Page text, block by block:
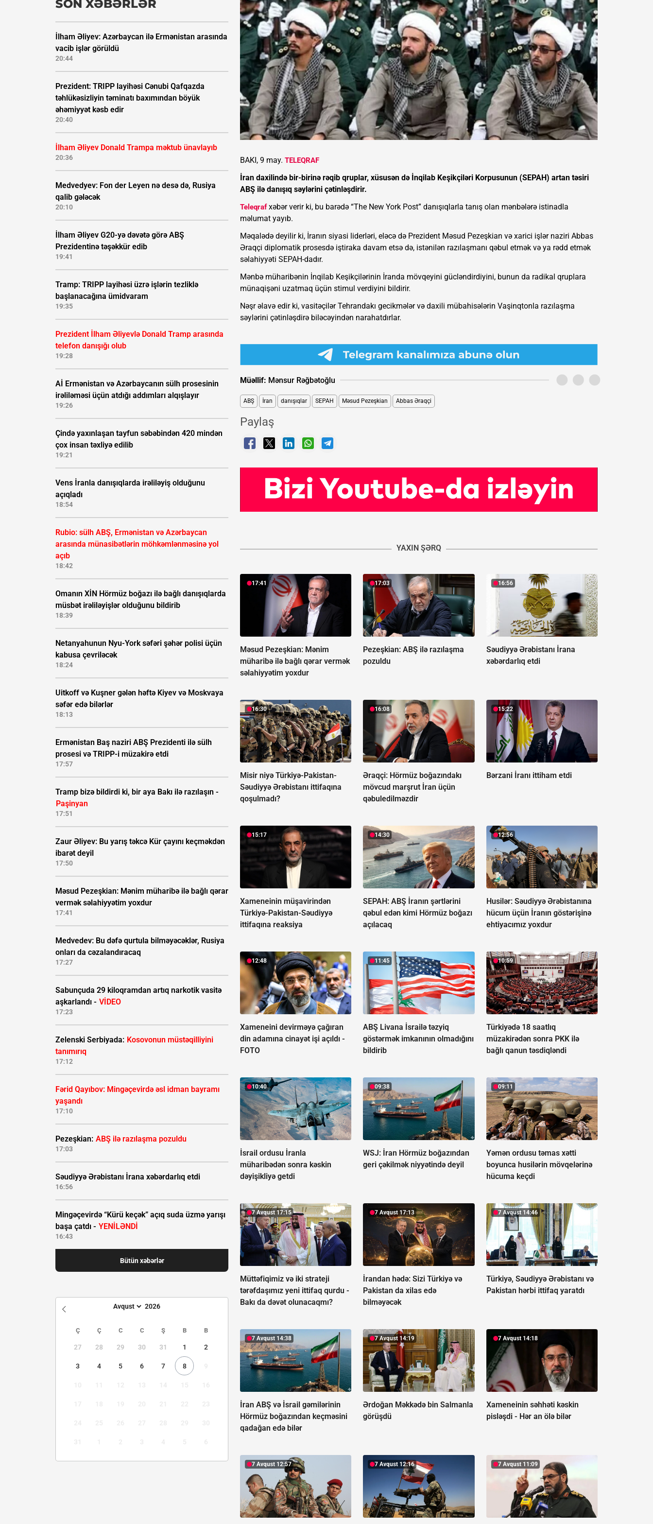
SON XƏBƏRLƏR
İlham Əliyev: Azərbaycan ilə Ermənistan arasında
vacib işlər görüldü
20:44
Prezident: TRIPP layihəsi Cənubi Qafqazda
təhlükəsizliyin təminatı baxımından böyük
əhəmiyyət kəsb edir
20:40
İlham Əliyev Donald Trampa məktub ünavlayıb
20:36
Medvedyev: Fon der Leyen nə desə də, Rusiya
qalib gələcək
20:10
İlham Əliyev G20-yə dəvətə görə ABŞ
Prezidentinə təşəkkür edib
19:41
Tramp: TRIPP layihəsi üzrə işlərin tezliklə
başlanacağına ümidvaram
19:35
Prezident İlham Əliyevlə Donald Tramp arasında
telefon danışığı olub
19:28
Aİ Ermənistan və Azərbaycanın sülh prosesinin
irəliləməsi üçün atdığı addımları alqışlayır
19:26
Çində yaxınlaşan tayfun səbəbindən 420 mindən
çox insan təxliyə edilib
19:21
Vens İranla danışıqlarda irəliləyiş olduğunu
açıqladı
18:54
Rubio: sülh ABŞ, Ermənistan və Azərbaycan
arasında münasibətlərin möhkəmlənməsinə yol
açıb
18:42
Omanın XİN Hörmüz boğazı ilə bağlı danışıqlarda
müsbət irəliləyişlər olduğunu bildirib
18:39
Netanyahunun Nyu-York səfəri şəhər polisi üçün
kabusa çevriləcək
18:24
Uitkoff və Kuşner gələn həftə Kiyev və Moskvaya
səfər edə bilərlər
18:13
Ermənistan Baş naziri ABŞ Prezidenti ilə sülh
prosesi və TRIPP-i müzakirə etdi
17:57
Tramp bizə bildirdi ki, bir aya Bakı ilə razılaşın -
Paşinyan
17:51
Zaur Əliyev: Bu yarış təkcə Kür çayını keçməkdən
ibarət deyil
17:50
Məsud Pezeşkian: Mənim müharibə ilə bağlı qərar
vermək səlahiyyətim yoxdur
17:41
Medvedev: Bu dəfə qurtula bilməyəcəklər, Rusiya
onları da cəzalandıracaq
17:27
Sabunçuda 29 kiloqramdan artıq narkotik vasitə
aşkarlandı - VİDEO
17:23
Zelenski Serbiyada: Kosovonun müstəqilliyini
tanımırıq
17:12
Fərid Qayıbov: Mingəçevirdə əsl idman bayramı
yaşandı
17:10
Pezeşkian: ABŞ ilə razılaşma pozuldu
17:03
Səudiyyə Ərəbistanı İrana xəbərdarlıq etdi
16:56
Mingəçevirdə “Kürü keçək” açıq suda üzmə yarışı
başa çatdı - YENİLƏNDİ
16:43
Bütün xəbərlər
Ç Ç C C Ş B B
27 28 29 30 31 1 2
3 4 5 6 7 8
BAKI, 9 may. TELEQRAF
İran daxilində bir-birinə rəqib qruplar, xüsusən də İnqilab Keşikçiləri Korpusunun (SEPAH) artan təsiri
ABŞ ilə danışıq səylərini çətinləşdirir.
Teleqrafxəbər verir ki, bu barədə “The New York Post” danışıqlarla tanış olan mənbələrə istinadla
məlumat yayıb.
Məqalədə deyilir ki, İranın siyasi liderləri, eləcə də Prezident Məsud Pezeşkian və xarici işlər naziri Abbas
Əraqçi diplomatik prosesdə iştiraka davam etsə də, istənilən razılaşmanı qəbul etmək və ya rədd etmək
səlahiyyəti SEPAH-dadır.
Mənbə müharibənin İnqilab Keşikçilərinin İranda mövqeyini gücləndirdiyini, bunun da radikal qruplara
münaqişəni uzatmaq üçün stimul verdiyini bildirir.
Nəşr əlavə edir ki, vasitəçilər Tehrandakı gecikmələr və daxili mübahisələrin Vaşinqtonla razılaşma
səylərini çətinləşdirə biləcəyindən narahatdırlar.
Müəllif: Mənsur Rəğbətoğlu
ABŞ İran danışıqlar SEPAH Məsud Pezeşkian Abbas Əraqçi
Paylaş
YAXIN ŞƏRQ
17:41
Məsud Pezeşkian: Mənim
müharibə ilə bağlı qərar vermək
səlahiyyətim yoxdur
17:03
Pezeşkian:ABŞ ilə razılaşma
pozuldu
16:56
Səudiyyə Ərəbistanı İrana
xəbərdarlıq etdi
16:30
Misir niyə Türkiyə-Pakistan-
Səudiyyə Ərəbistanı ittifaqına
qoşulmadı?
16:08
Əraqçi: Hörmüz boğazındakı
mövcud marşrut İran üçün
qəbuledilməzdir
15:22
Bərzani İranı ittiham etdi
15:17
Xameneinin müşavirindən
Türkiyə-Pakistan-Səudiyyə
ittifaqına reaksiya
14:30
SEPAH: ABŞ İranın şərtlərini
qəbul edən kimi Hörmüz boğazı
açılacaq
12:56
Husilər: Səudiyyə Ərəbistanına
hücum üçün İranın göstərişinə
ehtiyacımız yoxdur
12:48
Xameneini devirməyə çağıran
din adamına cinayət işi açıldı -
FOTO
11:45
ABŞ Livana İsrailə təzyiq
göstərmək imkanının olmadığını
bildirib
10:59
Türkiyədə 18 saatlıq
müzakirədən sonra PKK ilə
bağlı qanun təsdiqləndi
10:40
İsrail ordusu İranla
müharibədən sonra kəskin
dəyişikliyə getdi
09:38
WSJ: İran Hörmüz boğazından
geri çəkilmək niyyətində deyil
09:11
Yəmən ordusu təmas xətti
boyunca husilərin mövqelərinə
hücuma keçdi
7 Avqust 17:15
Müttəfiqimiz və iki strateji
tərəfdaşımız yeni ittifaq qurdu -
Bakı da dəvət olunacaqmı?
7 Avqust 17:13
İrandan hədə: Sizi Türkiyə və
Pakistan da xilas edə
bilməyəcək
7 Avqust 14:46
Türkiyə, Səudiyyə Ərəbistanı və
Pakistan hərbi ittifaq yaratdı
7 Avqust 14:38
İran ABŞ və İsrail gəmilərinin
Hörmüz boğazından keçməsini
qadağan edə bilər
7 Avqust 14:19
Ərdoğan Məkkədə bin Salmanla
görüşdü
7 Avqust 14:18
Xameneinin səhhəti kəskin
pisləşdi - Hər an ölə bilər
7 Avqust 12:57 7 Avqust 12:16 7 Avqust 11:09